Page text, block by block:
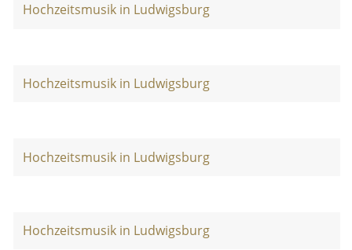
Hochzeitsmusik in Ludwigsburg
Hochzeitsmusik in Ludwigsburg
Hochzeitsmusik in Ludwigsburg
Hochzeitsmusik in Ludwigsburg